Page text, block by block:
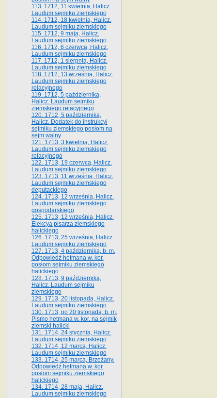
113. 1712, 11 kwietnia, Halicz.
Laudum sejmiku ziemskiego
114. 1712, 18 kwietnia, Halicz.
Laudum sejmiku ziemskiego
115. 1712, 9 maja, Halicz.
Laudum sejmiku ziemskiego
116. 1712, 6 czerwca, Halicz.
Laudum sejmiku ziemskiego
117. 1712, 1 sierpnia, Halicz.
Laudum sejmiku ziemskiego
118. 1712, 13 września, Halicz.
Laudum sejmiku ziemskiego
relacyjnego
119. 1712, 5 października,
Halicz. Laudum sejmiku
ziemskiego relacyjnego
120. 1712, 5 października,
Halicz. Dodatek do instrukcyi
sejmiku ziemskiego posłom na
sejm walny
121. 1713, 3 kwietnia, Halicz.
Laudum sejmiku ziemskiego
relacyjnego
122. 1713, 19 czerwca, Halicz.
Laudum sejmiku ziemskiego
123. 1713, 11 września, Halicz.
Laudum sejmiku ziemskiego
deputackiego
124. 1713, 12 września, Halicz.
Laudum sejmiku ziemskiego
gospodarskiego
125. 1713, 12 września, Halicz.
Elekcya pisarza ziemskiego
halickiego
126. 1713, 25 września, Halicz.
Laudum sejmiku ziemskiego
127. 1713, 4 października, b. m.
Odpowiedź hetmana w. kor.
posłom sejmiku ziemskiego
halickiego
128. 1713, 9 października,
Halicz. Laudum sejmiku
ziemskiego
129. 1713, 20 listopada, Halicz.
Laudum sejmiku ziemskiego
130. 1713, po 20 listopada, b. m.
Pismo hetmana w. kor. na sejmik
ziemski halicki
131. 1714, 24 stycznia, Halicz.
Laudum sejmiku ziemskiego
132. 1714, 12 marca, Halicz.
Laudum sejmiku ziemskiego
133. 1714, 25 marca, Brzeżany.
Odpowiedź hetmana w. kor.
posłom sejmiku ziemskiego
halickiego
134. 1714, 28 maja, Halicz.
Laudum sejmiku ziemskiego